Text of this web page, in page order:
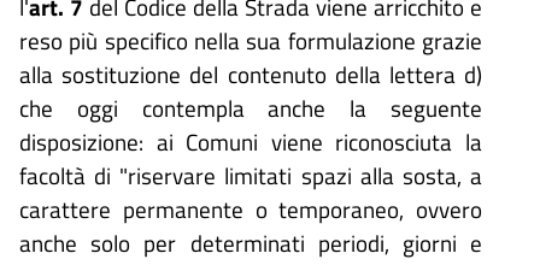
reso più specifico nella sua formulazione grazie
alla sostituzione del contenuto della lettera d)
che oggi contempla anche la seguente
disposizione: ai Comuni viene riconosciuta la
facoltà di "riservare limitati spazi alla sosta, a
carattere permanente o temporaneo, ovvero
anche solo per determinati periodi, giorni e